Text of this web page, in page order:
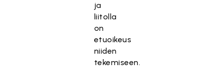
ja
liitolla
on
etuoikeus
niiden
tekemiseen.